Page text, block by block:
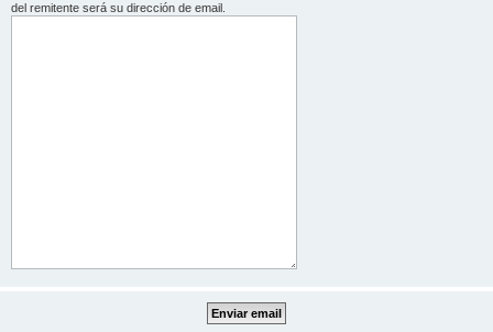
del remitente será su dirección de email.